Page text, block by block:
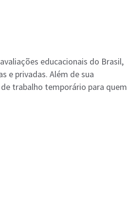
educacionais do Brasil,
e privadas. Além de sua
trabalho temporário para quem